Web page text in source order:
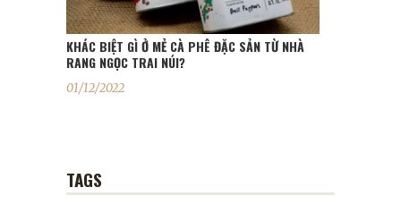
KHÁC BIỆT GÌ Ở MẺ CÀ PHÊ ĐẶC SẢN TỪ NHÀ
RANG NGỌC TRAI NÚI?
01/12/2022
TAGS